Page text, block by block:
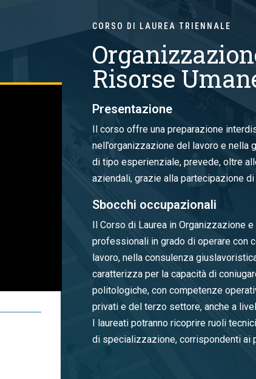
CORSO DI LAUREA TRIENNALE
Risorse
Presentazione
Il corso offre una preparazione
nell’organizzazione del lavoro e
di tipo esperienziale, prevede, oltre
aziendali, grazie alla partecipazione
Sbocchi occupazionali
Il Corso di Laurea in Organizzazione
professionali in grado di operare con
lavoro, nella consulenza
caratterizza per la capacità di
politologiche, con competenze
privati e del terzo settore, anche a
I laureati potranno ricoprire ruoli
di specializzazione, corrispondenti ai